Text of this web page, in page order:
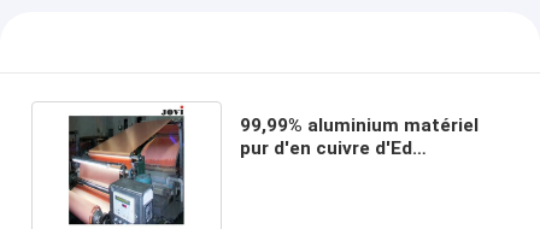
99,99% aluminium matériel
pur d'en cuivre d'Ed